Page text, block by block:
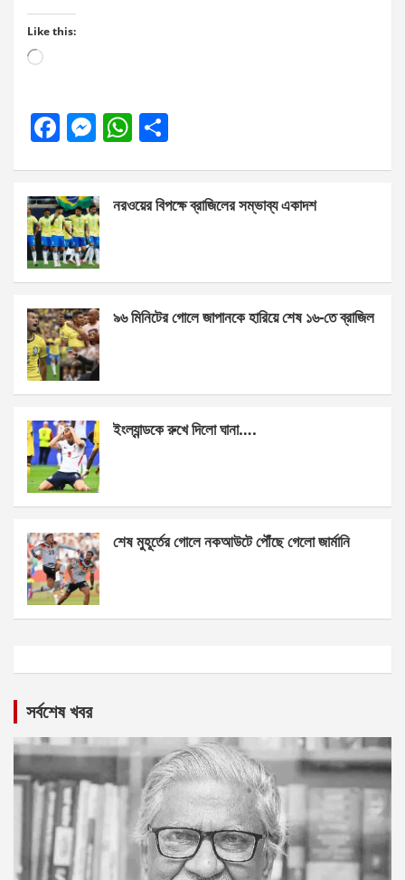
Like this:
Loading…
F
b
o
o
k
M
n
g
er
W
s
p
e
নরওয়ের বিপক্ষে ব্রাজিলের সম্ভাব্য একাদশ
৯৬ মিনিটের গোলে জাপানকে হারিয়ে শেষ ১৬-তে ব্রাজিল
ইংল্যান্ডকে রুখে দিলো ঘানা….
শেষ মুহূর্তের গোলে নকআউটে পৌঁছে গেলো জার্মানি
সর্বশেষ খবর